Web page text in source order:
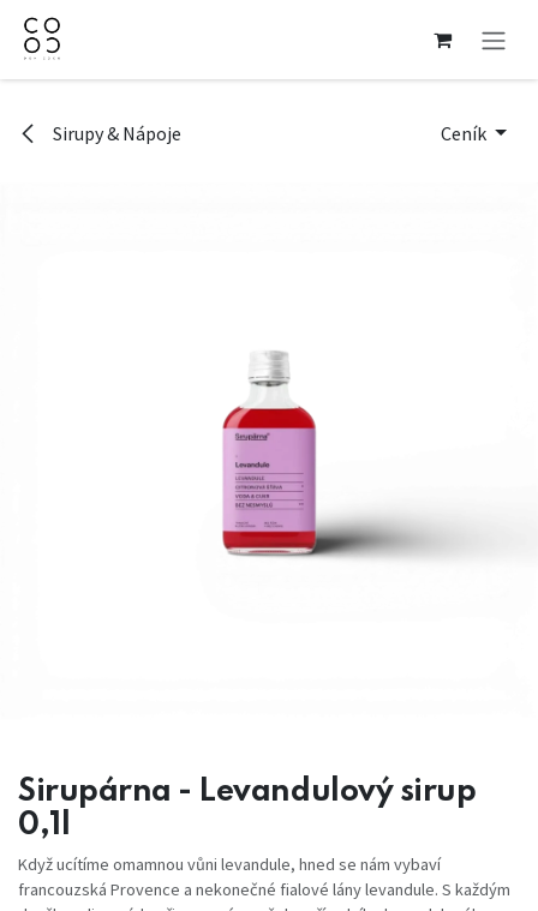
Přejít na obsah
Sirupy & Nápoje Ceník
Sirupárna - Levandulový sirup
0,1l
Když ucítíme omamnou vůni levandule, hned se nám vybaví
francouzská Provence a nekonečné fialové lány levandule. S každým